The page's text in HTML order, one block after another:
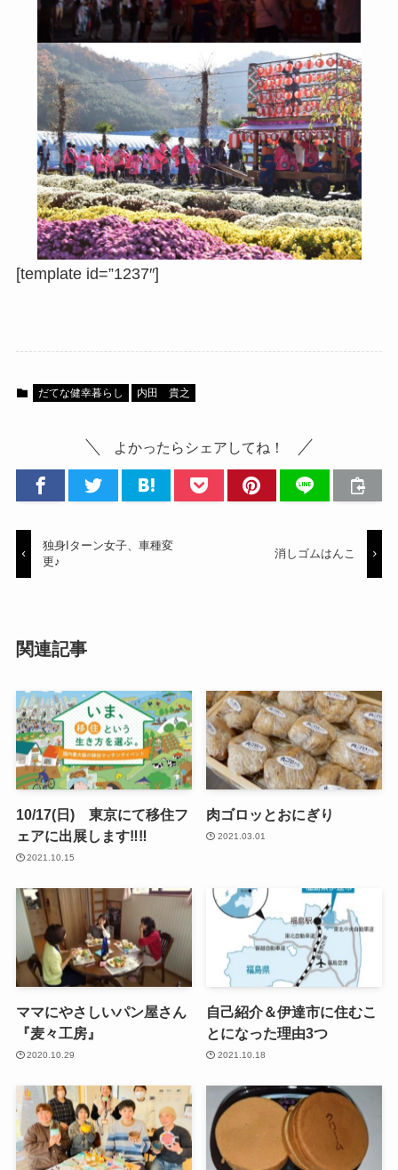
[template id=”1237″]
だてな健幸暮らし 内田 貴之
よかったらシェアしてね！
独身Iターン女子、車種変
更♪
消しゴムはんこ
関連記事
10/17(日) 東京にて移住フ
ェアに出展します‼‼
2021.10.15
肉ゴロッとおにぎり
2021.03.01
ママにやさしいパン屋さん
『麦々工房』
2020.10.29
自己紹介＆伊達市に住むこ
とになった理由3つ
2021.10.18